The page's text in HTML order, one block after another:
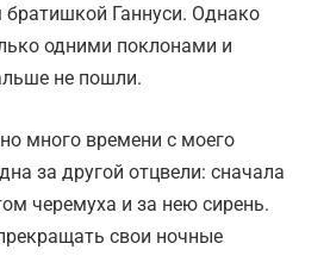
Ганнуси. Однако
одними поклонами и
не пошли.
много времени с моего
за другой отцвели: сначала
черемуха и за нею сирень.
свои ночные